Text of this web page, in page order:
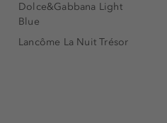
Dolce&Gabbana Light
Blue
Lancôme La Nuit Trésor